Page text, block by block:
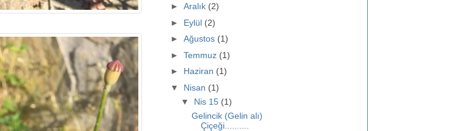
► Aralık (2)
► Eylül (2)
► Ağustos (1)
► Temmuz (1)
► Haziran (1)
▼ Nisan (1)
▼ Nis 15 (1)
Gelincik (Gelin alı)
Çiçeği..........